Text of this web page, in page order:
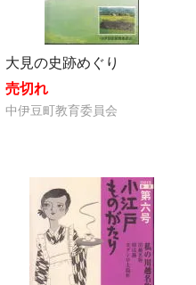
大見の史跡めぐり
売切れ
中伊豆町教育委員会